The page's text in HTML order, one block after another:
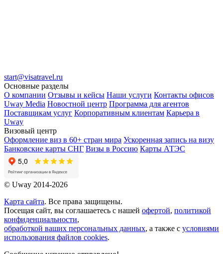
start@visatravel.ru
Основные разделы
О компании Отзывы и кейсы Наши услуги Контакты офисов
Uway Media Новостной центр Программа для агентов
Поставщикам услуг Корпоративным клиентам Карьера в
Uway
Визовый центр
Оформление виз в 60+ стран мира Ускоренная запись на визу
Банковские карты СНГ Визы в Россию Карты АТЭС
© Uway 2014-2026
Карта сайта. Все права защищены.
Посещая сайт, вы соглашаетесь с нашей офертой, политикой
конфиденциальности,
обработкой ваших персональных данных, а также с условиями
использования файлов cookies.